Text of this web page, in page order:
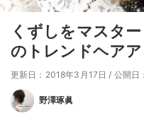
くずしをマスタ
のトレンドヘア
更新日：2018年3月17日 / 公開日
野澤琢眞